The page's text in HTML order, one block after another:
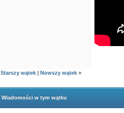
Starszy wątek | Nowszy wątek »
Wiadomości w tym wątku